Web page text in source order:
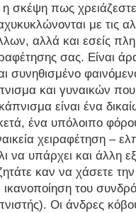
η σκέψη πως
με τις
αλλά και εσείς
σας. Είναι
συνηθισμένο
και γυναικών
είναι ένα
ένα υπόλοιπο
χειραφέτηση –
να υπάρχει και άλλη
καν να χάσετε
ικανοποίηση του
Οι άνδρες